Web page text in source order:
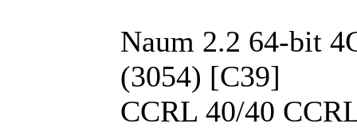
Naum 2.2 64-bit
(3054) [C39]
CCRL 40/40